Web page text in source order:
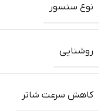
نوع سنسور
روشنایی
کاهش سرعت شاتر